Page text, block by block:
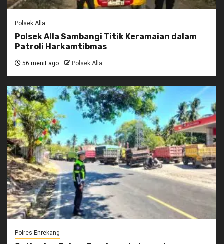
Polsek Alla
Polsek Alla Sambangi Titik Keramaian dalam
Patroli Harkamtibmas
56 menit ago Polsek Alla
Polres Enrekang